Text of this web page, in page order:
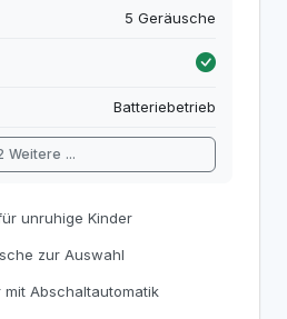
5 Geräusche
Batteriebetrieb
Weitere ...
unruhige Kinder
zur Auswahl
Abschaltautomatik